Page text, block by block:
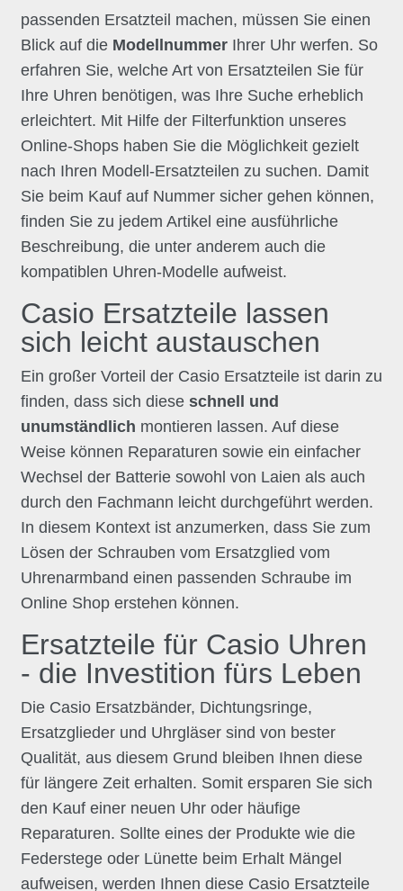
passenden Ersatzteil machen, müssen Sie einen
Blick auf die Modellnummer Ihrer Uhr werfen. So
erfahren Sie, welche Art von Ersatzteilen Sie für
Ihre Uhren benötigen, was Ihre Suche erheblich
erleichtert. Mit Hilfe der Filterfunktion unseres
Online-Shops haben Sie die Möglichkeit gezielt
nach Ihren Modell-Ersatzteilen zu suchen. Damit
Sie beim Kauf auf Nummer sicher gehen können,
finden Sie zu jedem Artikel eine ausführliche
Beschreibung, die unter anderem auch die
kompatiblen Uhren-Modelle aufweist.
Casio Ersatzteile lassen
sich leicht austauschen
Ein großer Vorteil der Casio Ersatzteile ist darin zu
finden, dass sich diese schnell und
unumständlich montieren lassen. Auf diese
Weise können Reparaturen sowie ein einfacher
Wechsel der Batterie sowohl von Laien als auch
durch den Fachmann leicht durchgeführt werden.
In diesem Kontext ist anzumerken, dass Sie zum
Lösen der Schrauben vom Ersatzglied vom
Uhrenarmband einen passenden Schraube im
Online Shop erstehen können.
Ersatzteile für Casio Uhren
- die Investition fürs Leben
Die Casio Ersatzbänder, Dichtungsringe,
Ersatzglieder und Uhrgläser sind von bester
Qualität, aus diesem Grund bleiben Ihnen diese
für längere Zeit erhalten. Somit ersparen Sie sich
den Kauf einer neuen Uhr oder häufige
Reparaturen. Sollte eines der Produkte wie die
Federstege oder Lünette beim Erhalt Mängel
aufweisen, werden Ihnen diese Casio Ersatzteile